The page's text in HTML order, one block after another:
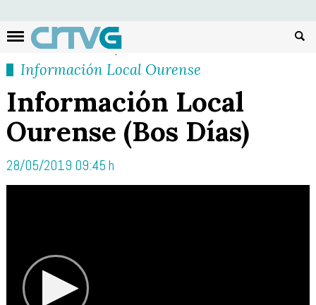
Información Local Ourense
Información Local
Ourense (Bos Días)
28/05/2019 09:45 h